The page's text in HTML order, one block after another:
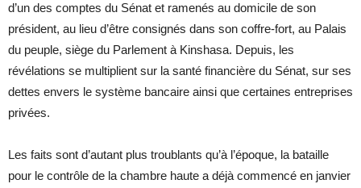
d’un des comptes du Sénat et ramenés au domicile de son
président, au lieu d’être consignés dans son coffre-fort, au Palais
du peuple, siège du Parlement à Kinshasa. Depuis, les
révélations se multiplient sur la santé financière du Sénat, sur ses
dettes envers le système bancaire ainsi que certaines entreprises
privées.
Les faits sont d’autant plus troublants qu’à l’époque, la bataille
pour le contrôle de la chambre haute a déjà commencé en janvier